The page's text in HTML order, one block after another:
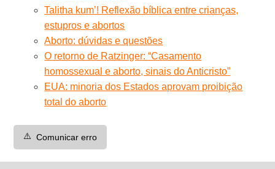
Talitha kum’! Reflexão bíblica entre crianças,
estupros e abortos
Aborto: dúvidas e questões
O retorno de Ratzinger: “Casamento
homossexual e aborto, sinais do Anticristo”
EUA: minoria dos Estados aprovam proibição
total do aborto
⚠️ Comunicar erro